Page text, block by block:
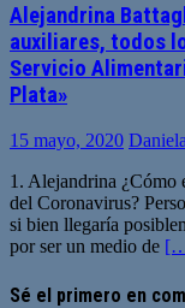
Alejandrina
auxiliares, todos
Servicio
Plata»
15 mayo, 2020
1. Alejandrina ¿Cómo
del Coronavirus?
si bien llegaría
por ser un medio de
Sé el primero en